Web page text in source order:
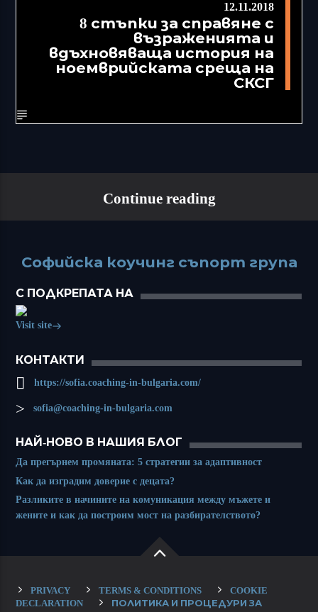
12.11.2018
8 стъпки за справяне с
възраженията и
вдъхновяваща история на
ноемврийската среща на
СКСГ
Continue reading
Софийска коучинг съпорт група
С ПОДКРЕПАТА НА
Visit site
КОНТАКТИ
https://sofia.coaching-in-bulgaria.com/
sofia@coaching-in-bulgaria.com
НАЙ-НОВО В НАШИЯ БЛОГ
Да прегърнем промяната: 5 стратегии за адаптивност
Как да изградим доверие с децата?
Разликите в начините на комуникация между мъжете и
жените и как да построим мост на разбирателството?
PRIVACY TERMS & CONDITIONS
COOKIE
DECLARATION
ПОЛИТИКА И ПРОЦЕДУРИ ЗА